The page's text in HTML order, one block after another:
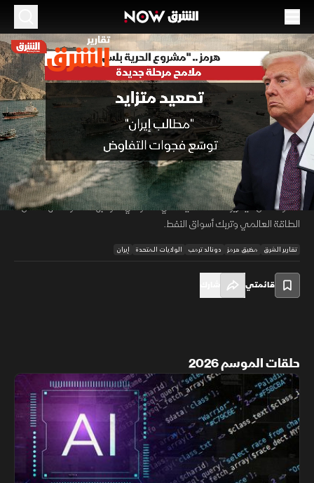
00:11/01:59
الموسم 2026
هرمز.. "مشروع الحرية بلس" وملامح مرحلة جديدة
12 مايو 2026 01:59 أخبار
تقارير الشرق
تتزايد المؤشرات على اتساع رقعة التوتر بين واشنطن وطهران في مضيق هرمز
مع بروز مشروع الحرية بلس كتحول محتمل في قواعد الاشتباك، ويقوم الطرح
على توسيع الانتشار البحري لحماية السفن التجارية وإشراك شركاء دوليين، وسط
مخاوف من سيناريوهات التصعيد التي قد تؤدي لمواجهة مفتوحة تهدد أمن
الطاقة العالمي وتربك أسواق النفط.
تقارير الشرق مضيق هرمز دونالد ترمب الولايات المتحدة إيران
قائمتي
حلقات الموسم 2026